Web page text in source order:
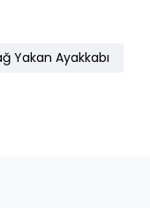
Yakan Ayakkabı